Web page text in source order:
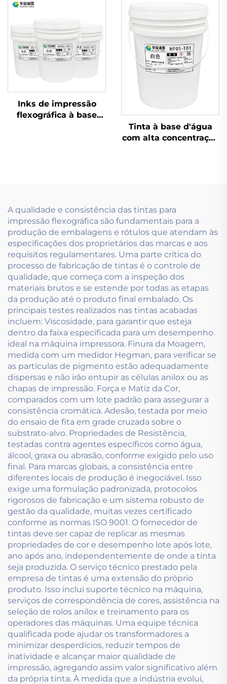
Comum e Papel
Materiais
flexográficas à base de
água de excelente
qualidade são
aplicáveis.
Inks de impressão
flexográfica à base
Tinta à base d'água
com alta concentração
A qualidade e consistência das tintas para
impressão flexográfica são fundamentais para a
produção de embalagens e rótulos que atendam às
especificações dos proprietários das marcas e aos
requisitos regulamentares. Uma parte crítica do
processo de fabricação de tintas é o controle de
qualidade, que começa com a inspeção dos
materiais brutos e se estende por todas as etapas
da produção até o produto final embalado. Os
principais testes realizados nas tintas acabadas
incluem: Viscosidade, para garantir que esteja
dentro da faixa especificada para um desempenho
ideal na máquina impressora. Finura da Moagem,
medida com um medidor Hegman, para verificar se
as partículas de pigmento estão adequadamente
dispersas e não irão entupir as células anilox ou as
chapas de impressão. Força e Matiz da Cor,
comparados com um lote padrão para assegurar a
consistência cromática. Adesão, testada por meio
do ensaio de fita em grade cruzada sobre o
substrato-alvo. Propriedades de Resistência,
testadas contra agentes específicos como água,
álcool, graxa ou abrasão, conforme exigido pelo uso
final. Para marcas globais, a consistência entre
diferentes locais de produção é inegociável. Isso
exige uma formulação padronizada, protocolos
rigorosos de fabricação e um sistema robusto de
gestão da qualidade, muitas vezes certificado
conforme as normas ISO 9001. O fornecedor de
tintas deve ser capaz de replicar as mesmas
propriedades de cor e desempenho lote após lote,
ano após ano, independentemente de onde a tinta
seja produzida. O serviço técnico prestado pela
empresa de tintas é uma extensão do próprio
produto. Isso inclui suporte técnico na máquina,
serviços de correspondência de cores, assistência na
seleção de rolos anilox e treinamento para os
operadores das máquinas. Uma equipe técnica
qualificada pode ajudar os transformadores a
minimizar desperdícios, reduzir tempos de
inatividade e alcançar maior qualidade de
impressão, agregando assim valor significativo além
da própria tinta. À medida que a indústria evolui,